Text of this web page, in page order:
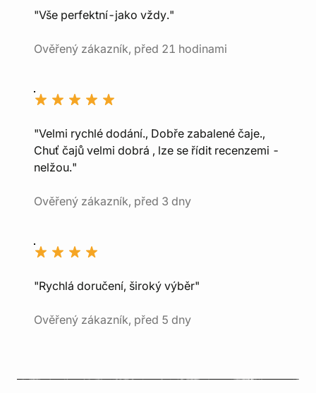
"Vše perfektní-jako vždy."
Ověřený zákazník, před 21 hodinami
"Velmi rychlé dodání., Dobře zabalené čaje.,
Chuť čajů velmi dobrá , lze se řídit recenzemi -
nelžou."
Ověřený zákazník, před 3 dny
"Rychlá doručení, široký výběr"
Ověřený zákazník, před 5 dny